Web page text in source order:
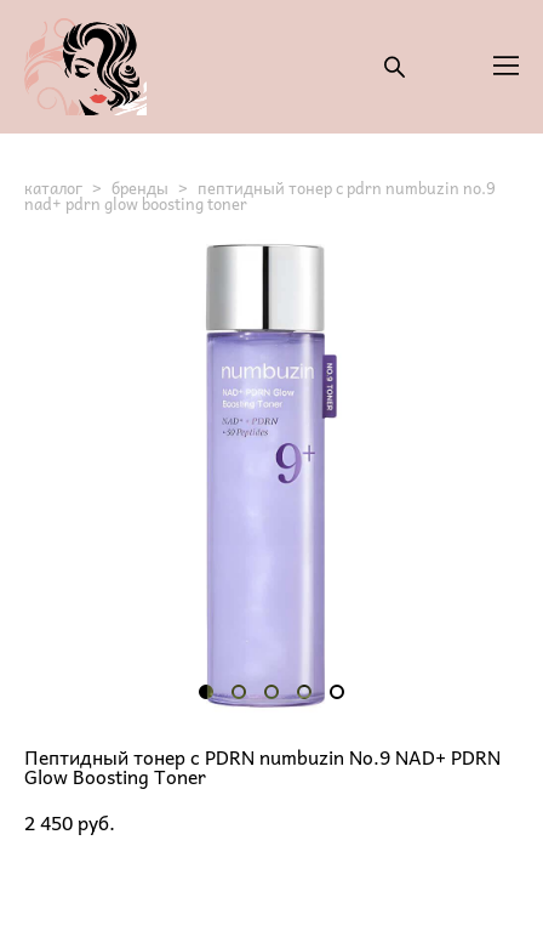
каталог > бренды > пептидный тонер с pdrn numbuzin no.9
nad+ pdrn glow boosting toner
Пептидный тонер с PDRN numbuzin No.9 NAD+ PDRN
Glow Boosting Toner
2 450 pуб.